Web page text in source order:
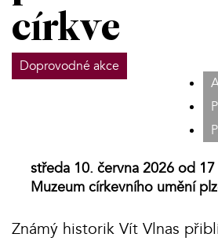
církve
Doprovodné akce
středa 10. června 2026 od
Muzeum církevního umění
Známý historik Vít Vlnas